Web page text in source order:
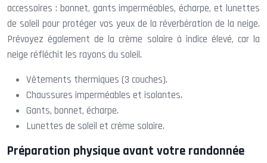
accessoires : bonnet, gants imperméables, écharpe, et lunettes
de soleil pour protéger vos yeux de la réverbération de la neige.
Prévoyez également de la crème solaire à indice élevé, car la
neige réfléchit les rayons du soleil.
Vêtements thermiques (3 couches).
Chaussures imperméables et isolantes.
Gants, bonnet, écharpe.
Lunettes de soleil et crème solaire.
Préparation physique avant votre randonnée